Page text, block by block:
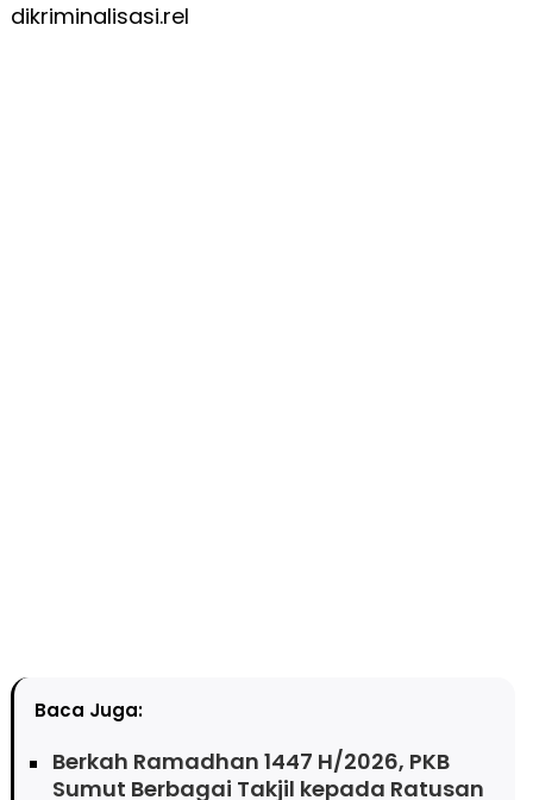
dikriminalisasi.rel
Baca Juga:
Berkah Ramadhan 1447 H/2026, PKB
Sumut Berbagai Takjil kepada Ratusan